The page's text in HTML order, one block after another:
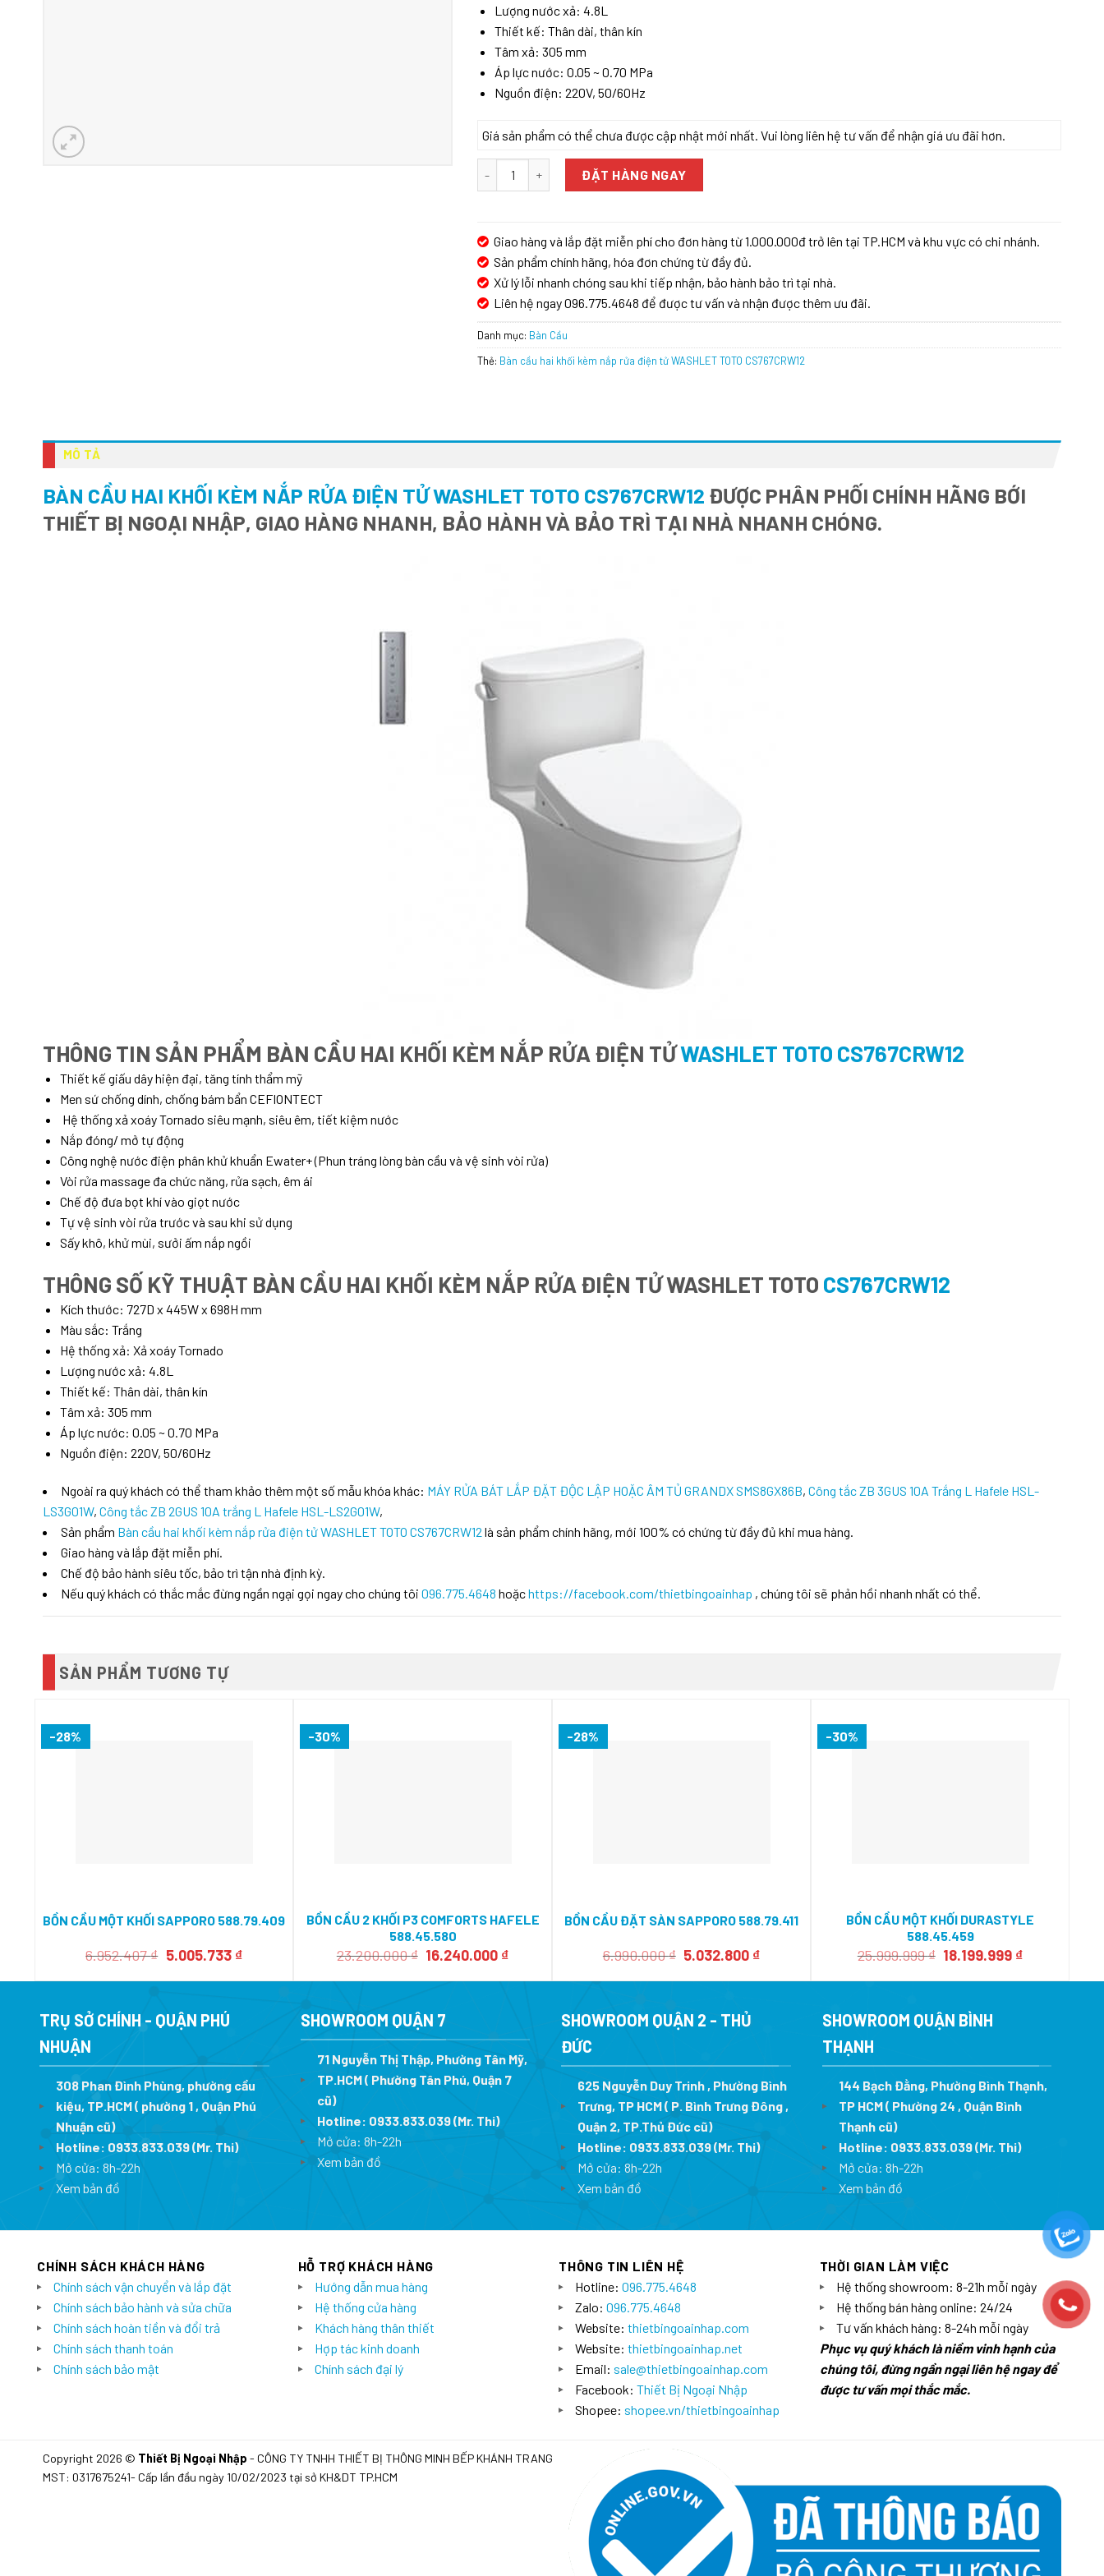
Lượng nước xả: 4.8L
Thiết kế: Thân dài, thân kín
Tâm xả: 305 mm
Áp lực nước: 0.05 ~ 0.70 MPa
Nguồn điện: 220V, 50/60Hz
Giá sản phẩm có thể chưa được cập nhật mới nhất. Vui lòng liên hệ tư vấn để nhận giá ưu đãi hơn.
Bàn cầu hai khối kèm nắp rửa điện tử WASHLET TOTO CS767CRW12 số lượng
ĐẶT HÀNG NGAY
Giao hàng và lắp đặt miễn phí cho đơn hàng từ 1.000.000đ trở lên tại TP.HCM và khu vực có chi nhánh.
Sản phẩm chính hãng, hóa đơn chứng từ đầy đủ.
Xử lý lỗi nhanh chóng sau khi tiếp nhận, bảo hành bảo trì tại nhà.
Liên hệ ngay 096.775.4648 để được tư vấn và nhận được thêm ưu đãi.
Danh mục: Bàn Cầu
Thẻ: Bàn cầu hai khối kèm nắp rửa điện tử WASHLET TOTO CS767CRW12
MÔ TẢ
BÀN CẦU HAI KHỐI KÈM NẮP RỬA ĐIỆN TỬ WASHLET TOTO CS767CRW12 ĐƯỢC PHÂN PHỐI CHÍNH HÃNG BỚI
THIẾT BỊ NGOẠI NHẬP, GIAO HÀNG NHANH, BẢO HÀNH VÀ BẢO TRÌ TẠI NHÀ NHANH CHÓNG.
THÔNG TIN SẢN PHẨM BÀN CẦU HAI KHỐI KÈM NẮP RỬA ĐIỆN TỬWASHLET TOTO CS767CRW12
Thiết kế giấu dây hiện đại, tăng tính thẩm mỹ
Men sứ chống dính, chống bám bẩn CEFIONTECT
Hệ thống xả xoáy Tornado siêu mạnh, siêu êm, tiết kiệm nước
Nắp đóng/ mở tự động
Công nghệ nước điện phân khử khuẩn Ewater+ (Phun tráng lòng bàn cầu và vệ sinh vòi rửa)
Vòi rửa massage đa chức năng, rửa sạch, êm ái
Chế độ đưa bọt khí vào giọt nước
Tự vệ sinh vòi rửa trước và sau khi sử dụng
Sấy khô, khử mùi, sưởi ấm nắp ngồi
THÔNG SỐ KỸ THUẬT BÀN CẦU HAI KHỐI KÈM NẮP RỬA ĐIỆN TỬ WASHLET TOTO CS767CRW12
Kích thước: 727D x 445W x 698H mm
Màu sắc: Trắng
Hệ thống xả: Xả xoáy Tornado
Lượng nước xả: 4.8L
Thiết kế: Thân dài, thân kín
Tâm xả: 305 mm
Áp lực nước: 0.05 ~ 0.70 MPa
Nguồn điện: 220V, 50/60Hz
Ngoài ra quý khách có thể tham khảo thêm một số mẫu khóa khác: MÁY RỬA BÁT LẮP ĐẶT ĐỘC LẬP HOẶC ÂM TỦ GRANDX SMS8GX86B, Công tắc ZB 3GUS 10A Trắng L Hafele HSL-
LS3G01W, Công tắc ZB 2GUS 10A trắng L Hafele HSL-LS2G01W,
Sản phẩm Bàn cầu hai khối kèm nắp rửa điện tử WASHLET TOTO CS767CRW12 là sản phẩm chính hãng, mới 100% có chứng từ đầy đủ khi mua hàng.
Giao hàng và lắp đặt miễn phí.
Chế độ bảo hành siêu tốc, bảo trì tận nhà định kỳ.
Nếu quý khách có thắc mắc đừng ngần ngại gọi ngay cho chúng tôi 096.775.4648 hoặchttps://facebook.com/thietbingoainhap , chúng tôi sẽ phản hồi nhanh nhất có thể.
SẢN PHẨM TƯƠNG TỰ
-28%
BỒN CẦU MỘT KHỐI SAPPORO 588.79.409
6.952.407₫ Giá
là:
5.005.733 ₫Giá
tại
5.005.733 ₫.
-30%
BỒN CẦU 2 KHỐI P3 COMFORTS HAFELE
588.45.580
23.200.000₫ Giá
là:
16.240.000 ₫Giá
tại
16.240.000 ₫.
-28%
BỒN CẦU ĐẶT SÀN SAPPORO 588.79.411
6.990.000₫ Giá
là:
5.032.800 ₫Giá
tại
5.032.800 ₫.
-30%
BỒN CẦU MỘT KHỐI DURASTYLE
588.45.459
25.999.999₫ Giá
là:
18.199.999 ₫Giá
tại
TRỤ SỞ CHÍNH - QUẬN PHÚ
NHUẬN
308 Phan Đình Phùng, phường cầu
kiệu, TP.HCM ( phường 1 , Quận Phú
Nhuận cũ)
Hotline: 0933.833.039(Mr. Thi)
Mở cửa: 8h-22h
Xem bản đồ
SHOWROOM QUẬN 7
71 Nguyễn Thị Thập, Phường Tân Mỹ,
TP.HCM ( Phường Tân Phú, Quận 7
cũ)
Hotline: 0933.833.039(Mr. Thi)
Mở cửa: 8h-22h
Xem bản đồ
SHOWROOM QUẬN 2 - THỦ
ĐỨC
625 Nguyễn Duy Trinh , Phường Bình
Trưng, TP HCM ( P. Bình Trưng Đông ,
Quận 2, TP.Thủ Đức cũ)
Hotline: 0933.833.039(Mr. Thi)
Mở cửa: 8h-22h
Xem bản đồ
SHOWROOM QUẬN BÌNH
THẠNH
144 Bạch Đằng, Phường Bình Thạnh,
TP HCM ( Phường 24 , Quận Bình
Thạnh cũ)
Hotline: 0933.833.039(Mr. Thi)
Mở cửa: 8h-22h
Xem bản đồ
CHÍNH SÁCH KHÁCH HÀNG
Chính sách vận chuyển và lắp đặt
Chính sách bảo hành và sửa chữa
Chính sách hoàn tiền và đổi trả
Chính sách thanh toán
Chính sách bảo mật
HỖ TRỢ KHÁCH HÀNG
Hướng dẫn mua hàng
Hệ thống cửa hàng
Khách hàng thân thiết
Hợp tác kinh doanh
Chính sách đại lý
THÔNG TIN LIÊN HỆ
Hotline: 096.775.4648
Zalo: 096.775.4648
Website: thietbingoainhap.com
Website: thietbingoainhap.net
Email: sale@thietbingoainhap.com
Facebook: Thiết Bị Ngoại Nhập
Shopee: shopee.vn/thietbingoainhap
THỜI GIAN LÀM VIỆC
Hệ thống showroom: 8-21h mỗi ngày
Hệ thống bán hàng online: 24/24
Tư vấn khách hàng: 8-24h mỗi ngày
Phục vụ quý khách là niềm vinh hạnh của
chúng tôi, đừng ngần ngại liên hệ ngay để
được tư vấn mọi thắc mắc.
Copyright 2026 © Thiết Bị Ngoại Nhập - CÔNG TY TNHH THIẾT BỊ THÔNG MINH BẾP KHÁNH TRANG
MST: 0317675241- Cấp lần đầu ngày 10/02/2023 tại sở KH&DT TP.HCM